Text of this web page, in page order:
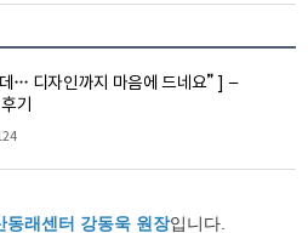
데… 디자인까지 마음에 드네요” ] –
기
동래센터 강동욱 원장입니다.